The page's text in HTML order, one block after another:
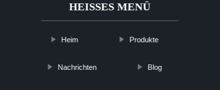
HEISSES MENÜ
Heim Produkte
Nachrichten Blog